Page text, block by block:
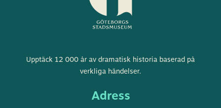
Göteborgs
stadsmuseum
Upptäck 12 000 år av dramatisk historia baserad på
verkliga händelser.
Adress